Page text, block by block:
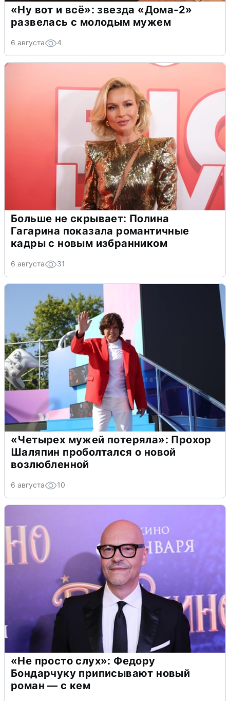
«Ну вот и всё»: звезда «Дома-2»
развелась с молодым мужем
6 августа 4
Больше не скрывает: Полина
Гагарина показала романтичные
кадры с новым избранником
6 августа 31
«Четырех мужей потеряла»: Прохор
Шаляпин проболтался о новой
возлюбленной
6 августа 10
«Не просто слух»: Федору
Бондарчуку приписывают новый
роман — с кем